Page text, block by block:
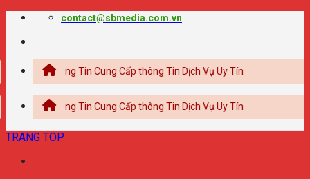
Chuyển
contact@sbmedia.com.vn
Tin Cung Cấp thông Tin Dịch Vụ Uy Tín
Tin Cung Cấp thông Tin Dịch Vụ Uy Tín
TRANG TOP